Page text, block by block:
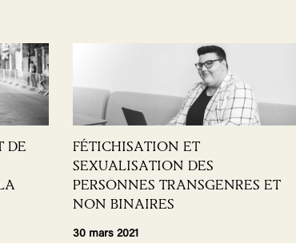
DE
FÉTICHISATION ET
SEXUALISATION DES
PERSONNES TRANSGENRES ET
NON BINAIRES
30 mars 2021